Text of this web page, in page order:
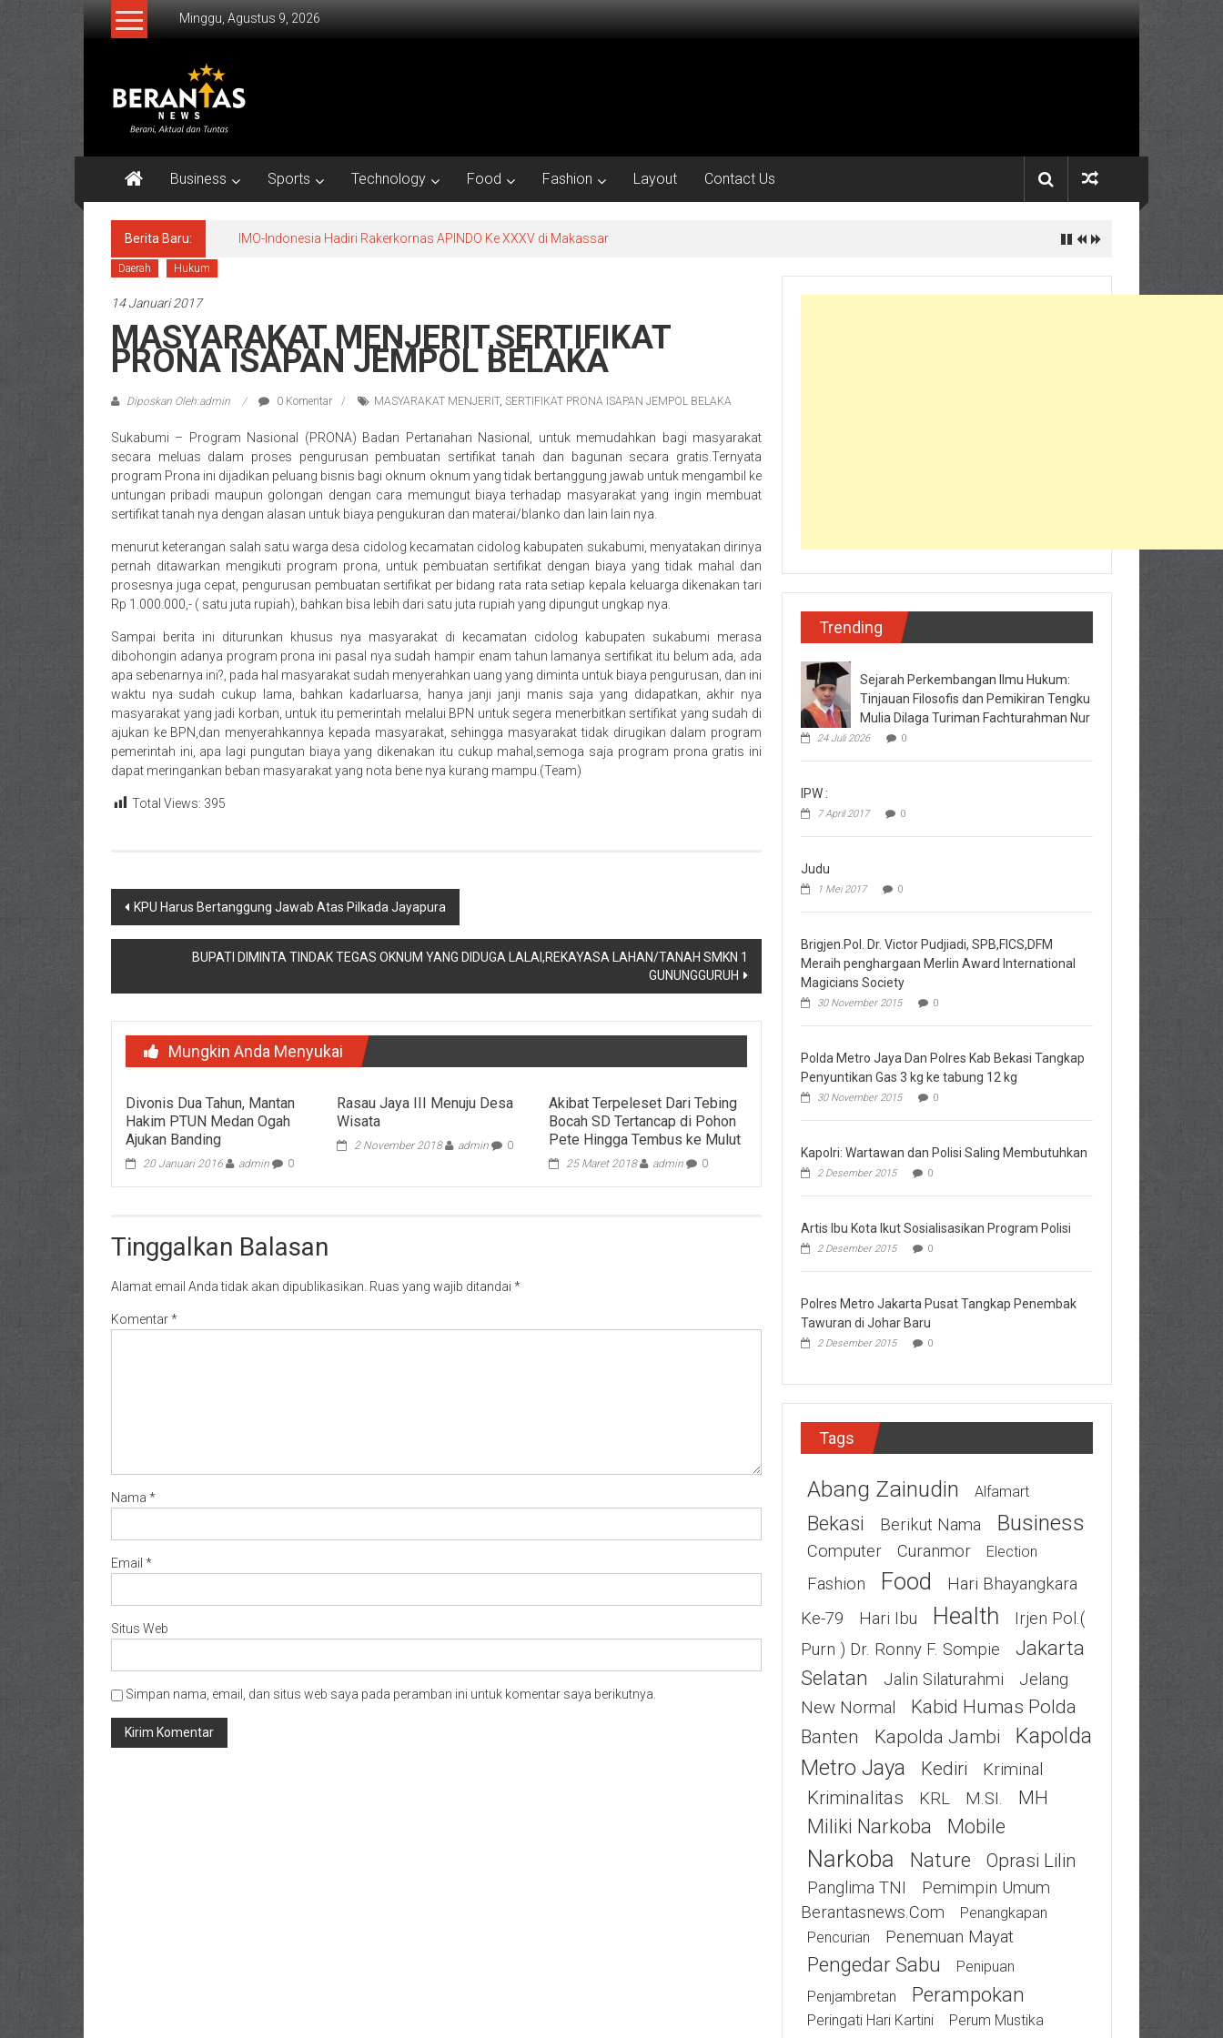
Lompat
Minggu, Agustus 9, 2026
BERANTAS
NEWS
Tuntas.
Business Sports Technology Food Fashion Layout Contact Us
Berita Baru: IMO-Indonesia Hadiri Rakerkornas APINDO Ke XXXV di Makassar
Daerah Hukum
14 Januari 2017
MASYARAKAT MENJERIT,SERTIFIKAT
PRONA ISAPAN JEMPOL BELAKA
Diposkan Oleh:admin 0 Komentar MASYARAKAT MENJERIT, SERTIFIKAT PRONA ISAPAN JEMPOL BELAKA
Sukabumi – Program Nasional (PRONA) Badan Pertanahan Nasional, untuk memudahkan bagi masyarakat
secara meluas dalam proses pengurusan pembuatan sertifikat tanah dan bagunan secara gratis.Ternyata
program Prona ini dijadikan peluang bisnis bagi oknum oknum yang tidak bertanggung jawab untuk mengambil ke
untungan pribadi maupun golongan dengan cara memungut biaya terhadap masyarakat yang ingin membuat
sertifikat tanah nya dengan alasan untuk biaya pengukuran dan materai/blanko dan lain lain nya.
menurut keterangan salah satu warga desa cidolog kecamatan cidolog kabupaten sukabumi, menyatakan dirinya
pernah ditawarkan mengikuti program prona, untuk pembuatan sertifikat dengan biaya yang tidak mahal dan
prosesnya juga cepat, pengurusan pembuatan sertifikat per bidang rata rata setiap kepala keluarga dikenakan tari
Rp 1.000.000,- ( satu juta rupiah), bahkan bisa lebih dari satu juta rupiah yang dipungut ungkap nya.
Sampai berita ini diturunkan khusus nya masyarakat di kecamatan cidolog kabupaten sukabumi merasa
dibohongin adanya program prona ini pasal nya sudah hampir enam tahun lamanya sertifikat itu belum ada, ada
apa sebenarnya ini?, pada hal masyarakat sudah menyerahkan uang yang diminta untuk biaya pengurusan, dan ini
waktu nya sudah cukup lama, bahkan kadarluarsa, hanya janji janji manis saja yang didapatkan, akhir nya
masyarakat yang jadi korban, untuk itu pemerintah melalui BPN untuk segera menerbitkan sertifikat yang sudah di
ajukan ke BPN,dan menyerahkannya kepada masyarakat, sehingga masyarakat tidak dirugikan dalam program
pemerintah ini, apa lagi pungutan biaya yang dikenakan itu cukup mahal,semoga saja program prona gratis ini
dapat meringankan beban masyarakat yang nota bene nya kurang mampu.(Team)
Total Views: 395
Navigasi
pos
KPU Harus Bertanggung Jawab Atas Pilkada Jayapura
BUPATI DIMINTA TINDAK TEGAS OKNUM YANG DIDUGA LALAI,REKAYASA LAHAN/TANAH SMKN 1
GUNUNGGURUH
Mungkin Anda Menyukai
Divonis Dua Tahun, Mantan
Hakim PTUN Medan Ogah
Ajukan Banding
20 Januari 2016 admin 0
Rasau Jaya III Menuju Desa
Wisata
2 November 2018 admin 0
Akibat Terpeleset Dari Tebing
Bocah SD Tertancap di Pohon
Pete Hingga Tembus ke Mulut
25 Maret 2018 admin 0
Tinggalkan Balasan
Alamat email Anda tidak akan dipublikasikan. Ruas yang wajib ditandai *
Komentar*
Nama *
Email *
Situs Web
Simpan nama, email, dan situs web saya pada peramban ini untuk komentar saya berikutnya.
Trending
Sejarah Perkembangan Ilmu Hukum:
Tinjauan Filosofis dan Pemikiran Tengku
Mulia Dilaga Turiman Fachturahman Nur
24 Juli 2026 0
IPW :
7 April 2017 0
Judu
1 Mei 2017 0
Brigjen.Pol. Dr. Victor Pudjiadi, SPB,FICS,DFM
Meraih penghargaan Merlin Award International
Magicians Society
30 November 2015 0
Polda Metro Jaya Dan Polres Kab Bekasi Tangkap
Penyuntikan Gas 3 kg ke tabung 12 kg
30 November 2015 0
Kapolri: Wartawan dan Polisi Saling Membutuhkan
2 Desember 2015 0
Artis Ibu Kota Ikut Sosialisasikan Program Polisi
2 Desember 2015 0
Polres Metro Jakarta Pusat Tangkap Penembak
Tawuran di Johar Baru
2 Desember 2015 0
Tags
Abang Zainudin Alfamart
Bekasi Berikut Nama Business
Computer Curanmor Election
Fashion Food
Hari Bhayangkara
Ke-79
Hari Ibu Health
Irjen Pol.(
Purn ) Dr. Ronny F. Sompie
Jakarta
Selatan
Jalin Silaturahmi
Jelang
New Normal
Kabid Humas Polda
Banten
Kapolda Jambi
Kapolda
Metro Jaya
Kediri Kriminal
Kriminalitas KRL M.SI. MH
Miliki Narkoba Mobile
Narkoba Nature Oprasi Lilin
Panglima TNI
Pemimpin Umum
Berantasnews.com
Penangkapan
Pencurian
Penemuan Mayat
Pengedar Sabu
Penipuan
Penjambretan
Perampokan
Peringati Hari Kartini
Perum Mustika